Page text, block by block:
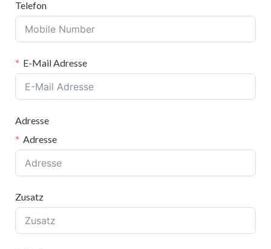
Telefon
E-Mail Adresse
Adresse
Adresse
Zusatz